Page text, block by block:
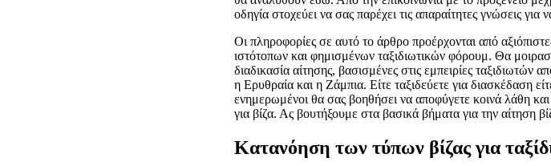
οδηγία στοχεύει να σας παρέχει τις απαραίτητες γνώσεις
Οι πληροφορίες σε αυτό το άρθρο προέρχονται από
ιστότοπων και φημισμένων ταξιδιωτικών φόρουμ. Θα
διαδικασία αίτησης, βασισμένες στις εμπειρίες
η Ερυθραία και η Ζάμπια. Είτε ταξιδεύετε για διασκέδαση
ενημερωμένοι θα σας βοηθήσει να αποφύγετε κοινά λάθη
για βίζα. Ας βουτήξουμε στα βασικά βήματα για την αίτηση
Κατανόηση των τύπων βίζας για